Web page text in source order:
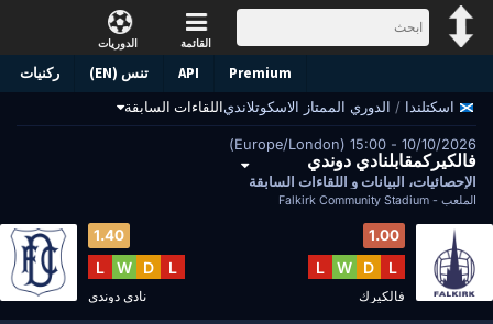
الدوريات القائمة
ركنيات تنس (EN) API Premium
اسكتلندا / الدوري الممتاز الاسكوتلاندياللقاءات السابقة
10/10/2026 - 15:00 (Europe/London)
فالكيركمقابلنادي دوندي
الإحصائيات، البيانات و اللقاءات السابقة
الملعب - Falkirk Community Stadium
1.00
L
D
W
L
فالكيرك
1.40
L
D
W
L
نادي دوندي